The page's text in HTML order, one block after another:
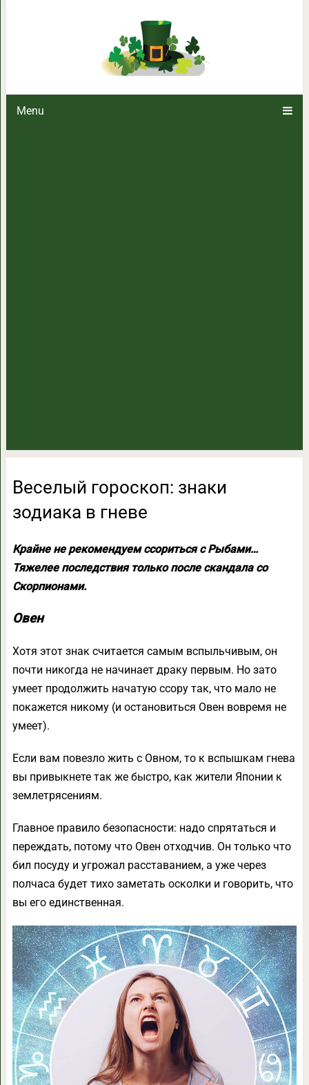
Menu
Веселый гороскоп:
Веселый гороскоп: знаки
зодиака в гневе
Крайне не рекомендуем ссориться с Рыбами…
Тяжелее последствия только после скандала со
Скорпионами.
Овен
Хотя этот знак считается самым вспыльчивым, он
почти никогда не начинает драку первым. Но зато
умеет продолжить начатую ссору так, что мало не
покажется никому (и остановиться Овен вовремя не
умеет).
Если вам повезло жить с Овном, то к вспышкам гнева
вы привыкнете так же быстро, как жители Японии к
землетрясениям.
Главное правило безопасности: надо спрятаться и
переждать, потому что Овен отходчив. Он только что
бил посуду и угрожал расставанием, а уже через
полчаса будет тихо заметать осколки и говорить, что
вы его единственная.